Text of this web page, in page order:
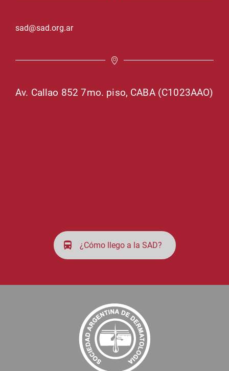
sad@sad.org.ar
Av. Callao 852 7mo. piso, CABA (C1023AAO)
¿Cómo llego a la SAD?